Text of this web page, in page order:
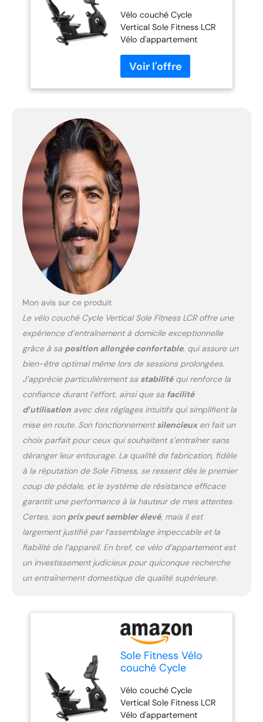
d'appartement -
Indoor Bike -
Excellentes
Conditions de
Garantie
Vélo couché Cycle
Vertical Sole Fitness LCR
Vélo d'appartement
Conditions de
STATIONARY_BICYCLE
Sole Fitness
Mon avis sur ce produit
Le vélo couché Cycle Vertical Sole Fitness LCR offre une
expérience d’entraînement à domicile exceptionnelle
grâce à sa position allongée confortable, qui assure un
bien-être optimal même lors de sessions prolongées.
J’apprécie particulièrement sa stabilitéqui renforce la
confiance durant l’effort, ainsi que sa facilité
d’utilisationavec des réglages intuitifs qui simplifient la
mise en route. Son fonctionnementsilencieuxen fait un
choix parfait pour ceux qui souhaitent s’entraîner sans
déranger leur entourage. La qualité de fabrication, fidèle
à la réputation de Sole Fitness, se ressent dès le premier
coup de pédale, et le système de résistance efficace
garantit une performance à la hauteur de mes attentes.
Certes, son prix peut sembler élevé, mais il est
largement justifié par l’assemblage impeccable et la
fiabilité de l’appareil. En bref, ce vélo d’appartement est
un investissement judicieux pour quiconque recherche
un entraînement domestique de qualité supérieure.
Sole Fitness Vélo
couché Cycle
d'appartement -
Indoor Bike -
Excellentes
Vélo couché Cycle
Vertical Sole Fitness LCR
Vélo d'appartement